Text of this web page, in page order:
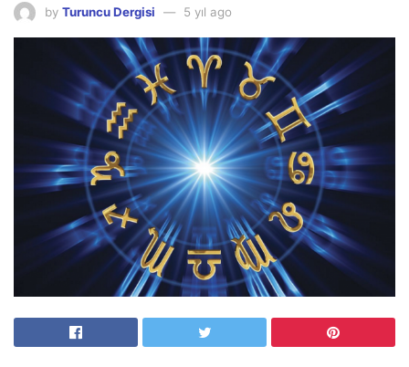
by Turuncu Dergisi 5 yıl ago